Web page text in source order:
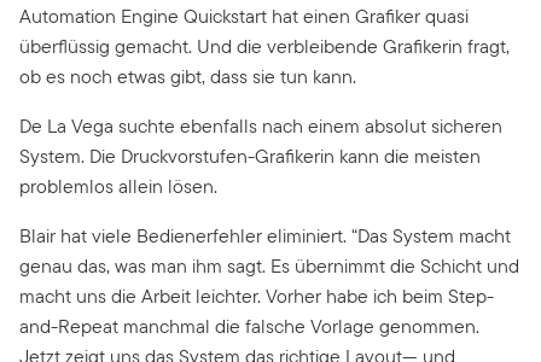
Automation Engine Quickstart hat einen Grafiker quasi
überflüssig gemacht. Und die verbleibende Grafikerin fragt,
ob es noch etwas gibt, dass sie tun kann.
De La Vega suchte ebenfalls nach einem absolut sicheren
System. Die Druckvorstufen-Grafikerin kann die meisten
problemlos allein lösen.
Blair hat viele Bedienerfehler eliminiert. “Das System macht
genau das, was man ihm sagt. Es übernimmt die Schicht und
macht uns die Arbeit leichter. Vorher habe ich beim Step-
and-Repeat manchmal die falsche Vorlage genommen.
Jetzt zeigt uns das System das richtige Layout— und